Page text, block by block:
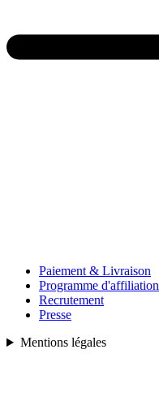
Paiement & Livraison
Programme d'affiliation
Recrutement
Presse
Mentions légales